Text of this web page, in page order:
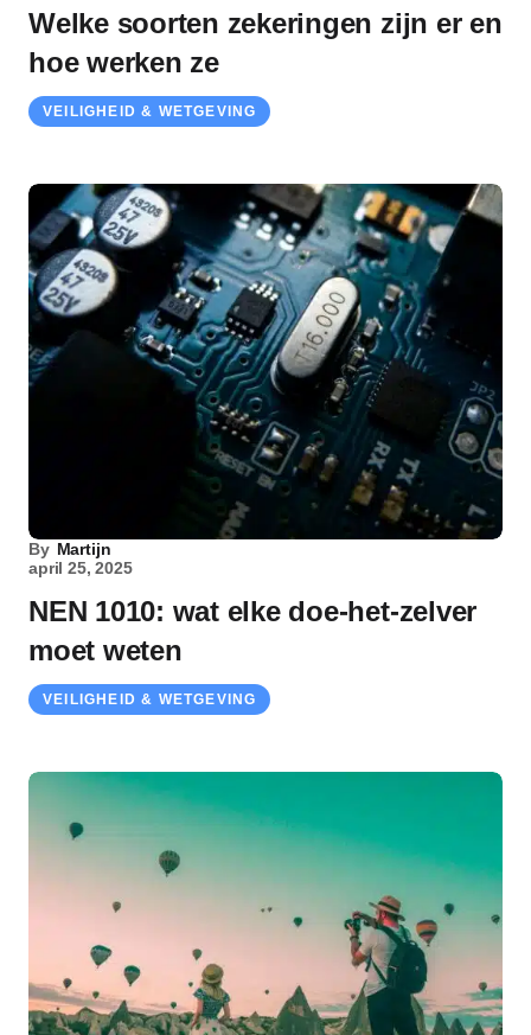
Welke soorten zekeringen zijn er en
hoe werken ze
VEILIGHEID & WETGEVING
By Martijn
april 25, 2025
NEN 1010: wat elke doe-het-zelver
moet weten
VEILIGHEID & WETGEVING